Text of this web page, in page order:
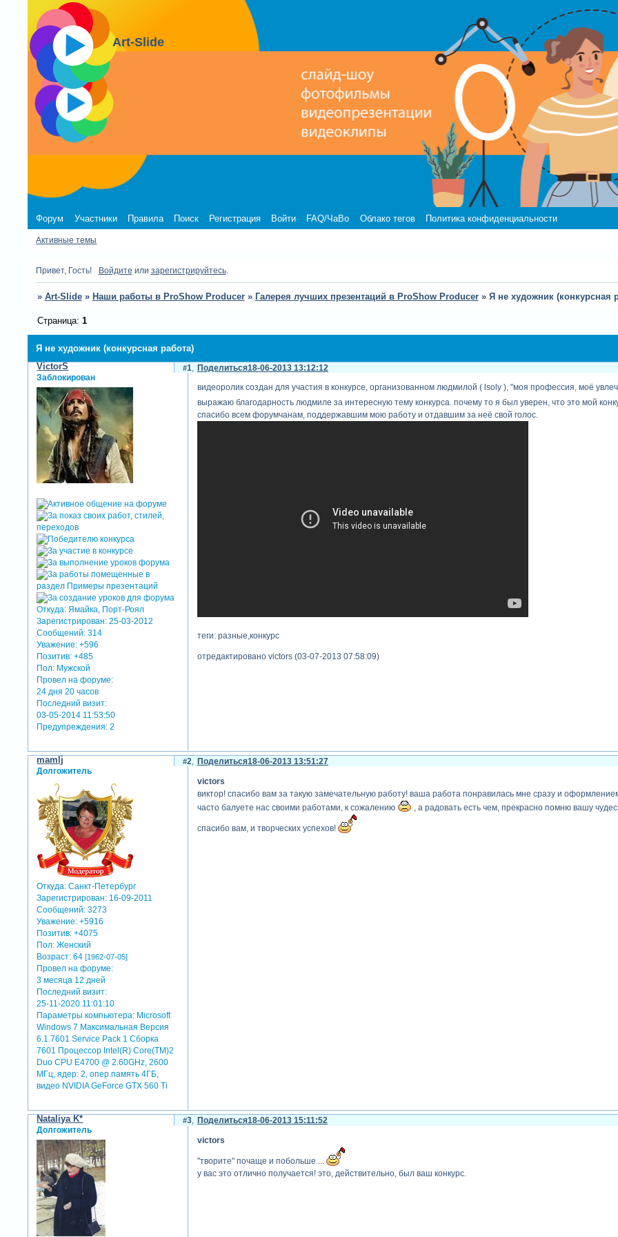
Art-Slide
Форум Участники Правила Поиск Регистрация Войти FAQ/ЧаВо Облако тегов Политика конфиденциальности
Активные темы
Привет, Гость! Войдите или зарегистрируйтесь.
» Art-Slide » Наши работы в ProShow Producer » Галерея лучших презентаций в ProShow Producer » Я не художник (конкурсная
Я не художник (конкурсная работа)
Страница: 1
Поделиться
1 18-06-2013 13:12:12
VictorS
Заблокирован
Откуда: Ямайка, Порт-Роял
Зарегистрирован: 25-03-2012
Сообщений: 314
Уважение: +596
Позитив: +485
Пол: Мужской
Провел на форуме:
24 дня 20 часов
Последний визит:
03-05-2014 11:53:50
Предупреждения: 2
видеоролик создан для участия в конкурсе, организованном людмилой ( lsoly ), "моя профессия, моё
выражаю благодарность людмиле за интересную тему конкурса. почему то я был уверен, что это мой
спасибо всем форумчанам, поддержавшим мою работу и отдавшим за неё свой голос.
теги: разные,конкурс
отредактировано victors (03-07-2013 07:58:09)
Поделиться
2 18-06-2013 13:51:27
mamlj
Долгожитель
Откуда: Санкт-Петербург
Зарегистрирован: 16-09-2011
Сообщений: 3273
Уважение: +5916
Позитив: +4075
Пол: Женский
Возраст: 64[1962-07-05]
Провел на форуме:
3 месяца 12 дней
Последний визит:
25-11-2020 11:01:10
Параметры компьютера: Microsoft
Windows 7 Максимальная Версия
6.1.7601 Service Pack 1 Сборка
7601 Процессор Intel(R) Core(TM)2
Duo CPU E4700 @ 2.60GHz, 2600
МГц, ядер: 2, опер.память 4ГБ,
видео NVIDIA GeForce GTX 560 Ti
victors
виктор! спасибо вам за такую замечательную работу! ваша работа понравилась мне сразу и
часто балуете нас своими работами, к сожалению
, а радовать есть чем, прекрасно помню вашу
спасибо вам, и творческих успехов!
Поделиться
3 18-06-2013 15:11:52
Nataliya K*
Долгожитель
victors
"творите" почаще и побольше....
у вас это отлично получается! это, действительно, был ваш конкурс.